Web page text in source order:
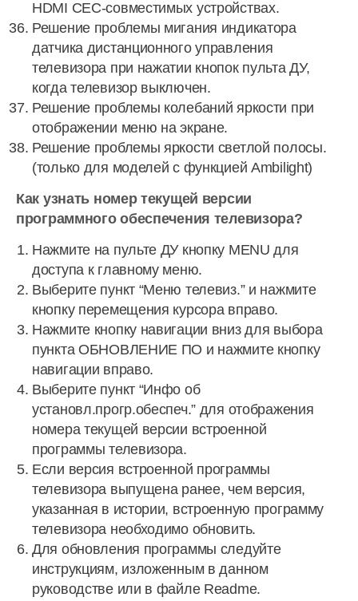
HDMI CEC-совместимых устройствах.
Решение проблемы мигания индикатора
датчика дистанционного управления
телевизора при нажатии кнопок пульта ДУ,
когда телевизор выключен.
Решение проблемы колебаний яркости при
отображении меню на экране.
Решение проблемы яркости светлой полосы.
(только для моделей с функцией Ambilight)
Как узнать номер текущей версии
программного обеспечения телевизора?
Нажмите на пульте ДУ кнопку MENU для
доступа к главному меню.
Выберите пункт “Меню телевиз.” и нажмите
кнопку перемещения курсора вправо.
Нажмите кнопку навигации вниз для выбора
пункта ОБНОВЛЕНИЕ ПО и нажмите кнопку
навигации вправо.
Выберите пункт “Инфо об
установл.прогр.обеспеч.” для отображения
номера текущей версии встроенной
программы телевизора.
Если версия встроенной программы
телевизора выпущена ранее, чем версия,
указанная в истории, встроенную программу
телевизора необходимо обновить.
Для обновления программы следуйте
инструкциям, изложенным в данном
руководстве или в файле Readme.